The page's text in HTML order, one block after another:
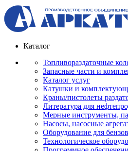
Каталог
Топливораздаточные
Запасные части и
Каталог услуг
Катушки и
Краны/пистолеты
Литература для
Мерные инструменты,
Насосы, насосные
Оборудование для
Технологическое